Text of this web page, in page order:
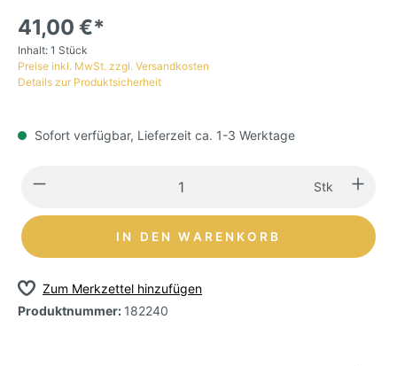
41,00 €*
Inhalt: 1 Stück
Preise inkl. MwSt. zzgl. Versandkosten
Details zur Produktsicherheit
Sofort verfügbar, Lieferzeit ca. 1-3 Werktage
Stk
IN DEN WARENKORB
Zum Merkzettel hinzufügen
Produktnummer: 182240